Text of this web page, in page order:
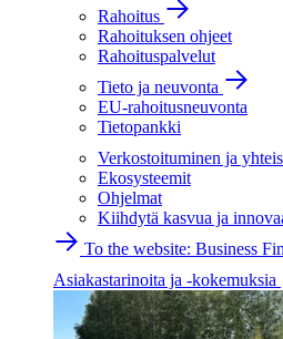
Rahoitus
Rahoituksen ohjeet
Rahoituspalvelut
Tieto ja neuvonta
EU-rahoitusneuvonta
Tietopankki
Verkostoituminen ja
Ekosysteemit
Ohjelmat
Kiihdytä kasvua ja
To the website: Business
Asiakastarinoita ja -kokemuksia